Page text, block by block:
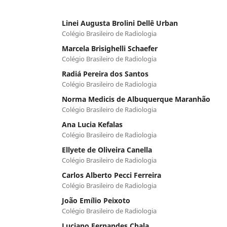
Linei Augusta Brolini Dellê Urban
Colégio Brasileiro de Radiologia
Marcela Brisighelli Schaefer
Colégio Brasileiro de Radiologia
Radiá Pereira dos Santos
Colégio Brasileiro de Radiologia
Norma Medicis de Albuquerque Maranhão
Colégio Brasileiro de Radiologia
Ana Lucia Kefalas
Colégio Brasileiro de Radiologia
Ellyete de Oliveira Canella
Colégio Brasileiro de Radiologia
Carlos Alberto Pecci Ferreira
Colégio Brasileiro de Radiologia
João Emílio Peixoto
Colégio Brasileiro de Radiologia